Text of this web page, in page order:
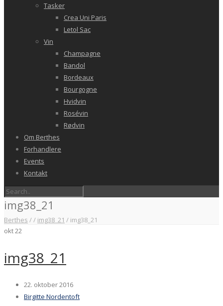
Tasker
Crea Uni Paris
Letol Sac
Vin
Champagne
Bandol
Bordeaux
Bourgogne
Hvidvin
Rosévin
Rødvin
Om Berthes
Forhandlere
Events
Kontakt
img38_21
Berthes // img38_21 / img38_21
okt22
img38_21
22. oktober 2016
Birgitte Nordentoft